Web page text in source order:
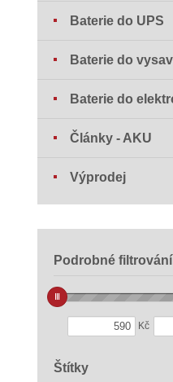
Baterie do UPS
Baterie do
Baterie do
Články - AKU
Výprodej
Podrobné filtrování
Kč
Štítky